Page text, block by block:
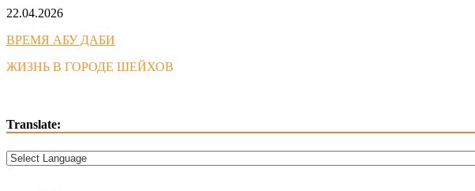
Skip
content
22.04.2026
ВРЕМЯ АБУ ДАБИ
ЖИЗНЬ В ГОРОДЕ ШЕЙХОВ
Translate: